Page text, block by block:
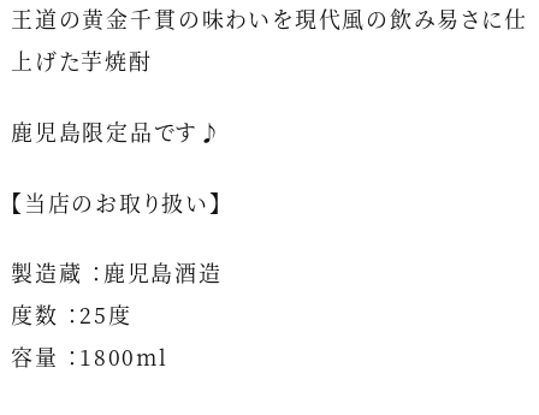
王道の黄金千貫の味わいを現代風の飲み易さに仕
上げた芋焼酎
鹿児島限定品です♪
【当店のお取り扱い】
製造蔵 ：鹿児島酒造
度数 ：25度
容量 ：1800ml